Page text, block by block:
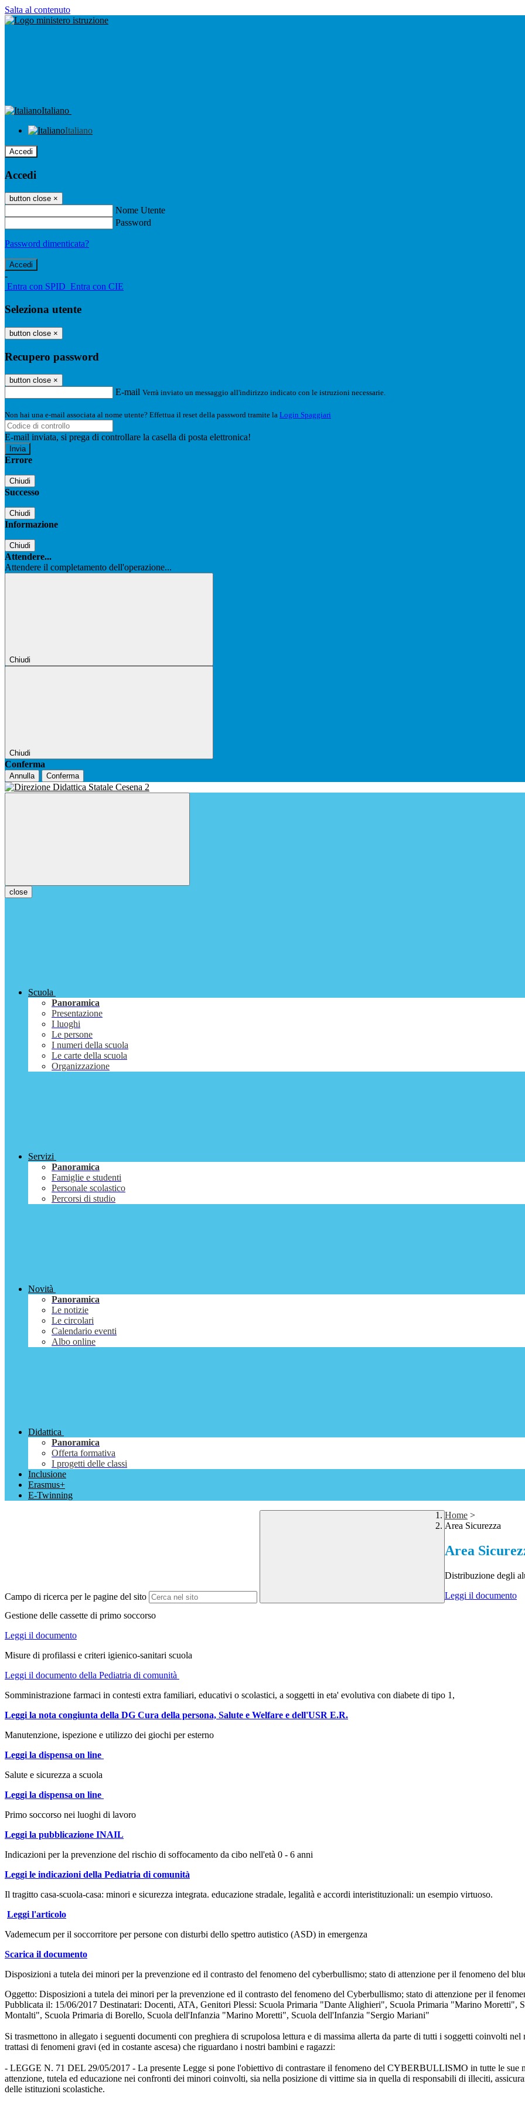
Salta al contenuto
Italiano
Italiano
Accedi
Accedi
button close ×
Nome Utente
Password
Password dimenticata?
-
Entra con SPID Entra con CIE
Seleziona utente
button close ×
Recupero password
button close ×
E-mail Verrà inviato un messaggio all'indirizzo indicato con le istruzioni necessarie.
Non hai una e-mail associata al nome utente? Effettua il reset della password tramite la Login Spaggiari
E-mail inviata, si prega di controllare la casella di posta elettronica!
Errore
Chiudi
Successo
Chiudi
Informazione
Chiudi
Attendere...
Attendere il completamento dell'operazione...
Chiudi
Chiudi
Conferma
Annulla Conferma
close
Scuola
Panoramica
Presentazione
I luoghi
Le persone
I numeri della scuola
Le carte della scuola
Organizzazione
Servizi
Panoramica
Famiglie e studenti
Personale scolastico
Percorsi di studio
Novità
Panoramica
Le notizie
Le circolari
Calendario eventi
Albo online
Didattica
Panoramica
Offerta formativa
I progetti delle classi
Inclusione
Erasmus+
E-Twinning
Campo di ricerca per le pagine del sito
Home >
Area Sicurezza
Area
Distribuzione degli
Leggi il documento
Gestione delle cassette di primo soccorso
Leggi il documento
Misure di profilassi e criteri igienico-sanitari scuola
Leggi il documento della Pediatria di comunità
Somministrazione farmaci in contesti extra familiari, educativi o scolastici, a soggetti in eta' evolutiva con diabete di tipo 1,
Leggi la nota congiunta della DG Cura della persona, Salute e Welfare e dell'USR E.R.
Manutenzione, ispezione e utilizzo dei giochi per esterno
Leggi la dispensa on line
Salute e sicurezza a scuola
Leggi la dispensa on line
Primo soccorso nei luoghi di lavoro
Leggi la pubblicazione INAIL
Indicazioni per la prevenzione del rischio di soffocamento da cibo nell'età 0 - 6 anni
Leggi le indicazioni della Pediatria di comunità
Il tragitto casa-scuola-casa: minori e sicurezza integrata. educazione stradale, legalità e accordi interistituzionali: un esempio virtuoso.
Leggi l'articolo
Vademecum per il soccorritore per persone con disturbi dello spettro autistico (ASD) in emergenza
Scarica il documento
Disposizioni a tutela dei minori per la prevenzione ed il contrasto del fenomeno del cyberbullismo; stato di attenzione per il fenomeno del
Oggetto: Disposizioni a tutela dei minori per la prevenzione ed il contrasto del fenomeno del Cyberbullismo; stato di attenzione per il
Pubblicata il: 15/06/2017 Destinatari: Docenti, ATA, Genitori Plessi: Scuola Primaria "Dante Alighieri", Scuola Primaria "Marino Moretti",
Montalti", Scuola Primaria di Borello, Scuola dell'Infanzia "Marino Moretti", Scuola dell'Infanzia "Sergio Mariani"
Si trasmettono in allegato i seguenti documenti con preghiera di scrupolosa lettura e di massima allerta da parte di tutti i soggetti coinvolti
trattasi di fenomeni gravi (ed in costante ascesa) che riguardano i nostri bambini e ragazzi:
- LEGGE N. 71 DEL 29/05/2017 - La presente Legge si pone l'obiettivo di contrastare il fenomeno del CYBERBULLISMO in tutte le sue
attenzione, tutela ed educazione nei confronti dei minori coinvolti, sia nella posizione di vittime sia in quella di responsabili di illeciti,
delle istituzioni scolastiche.